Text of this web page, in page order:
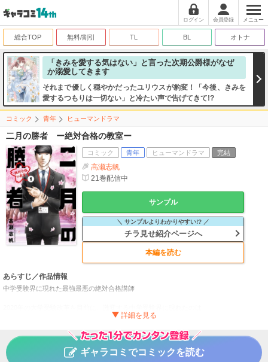
ログイン 会員登録 メニュー
総合TOP 無料/割引 TL BL オトナ
「きみを愛する気はない」と言った次期公爵様がなぜ
か溺愛してきます
それまで優しく穏やかだったユリウスが豹変！「今後、きみを
愛するつもりは一切ない」と冷たい声で告げてきて!?
コミック 青年 ヒューマンドラマ
二月の勝者 ー絶対合格の教室ー
コミック 青年 ヒューマンドラマ 完結
高瀬志帆
21巻配信中
サンプル
＼ サンプルよりわかりやすい!? ／
チラ見せ紹介ページへ
本編を読む
あらすじ／作品情報
中学受験界に現れた最強最悪の絶対合格講師
生徒を第一志望校に絶対合格させる最強最悪の塾講師・黒木蔵人！
もっとも熱い中学受験の隠された裏側、合格への戦略を
圧倒的なリアリティーでえぐりだす衝撃の問題作！
ギャラコミでコミックを読む